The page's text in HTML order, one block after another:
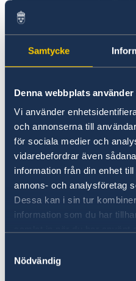
Samtycke
Denna webbplats
Vi använder
och annonserna till
för sociala medier och
vidarebefordrar även
information från din enhet
annons- och analysföretag
Dessa kan i sin tur
information som du har
Nödvändig
Rösta i valen 2026
Den 13 september
utomlands kan du
ambassad eller ett
Val 2026
UD:s